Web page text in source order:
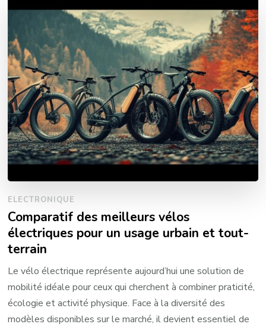
ELECTRONIQUE
Comparatif des meilleurs vélos
électriques pour un usage urbain et tout-
terrain
Le vélo électrique représente aujourd’hui une solution de
mobilité idéale pour ceux qui cherchent à combiner praticité,
écologie et activité physique. Face à la diversité des
modèles disponibles sur le marché, il devient essentiel de